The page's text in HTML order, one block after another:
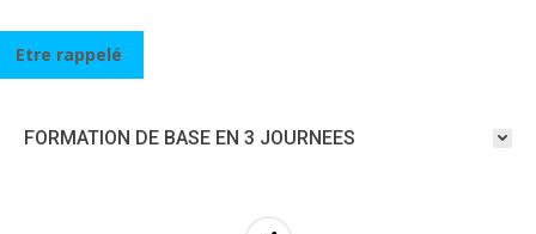
Etre rappelé
FORMATION DE BASE EN 3 JOURNEES